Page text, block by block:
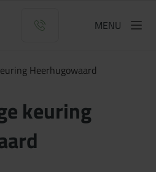
Keuringsdienst voor Wonen
MENU
Heerhugowaard
keuring